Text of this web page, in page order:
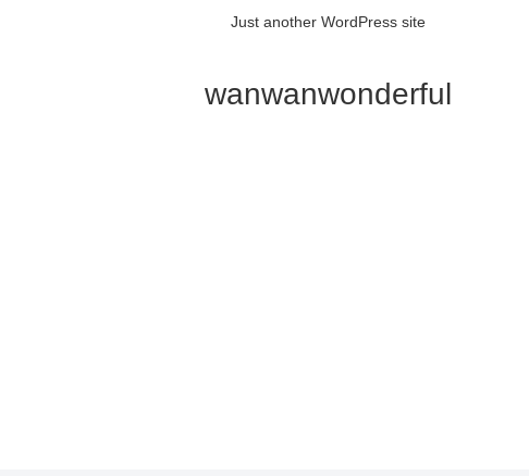
Just another WordPress site
wanwanwonderful